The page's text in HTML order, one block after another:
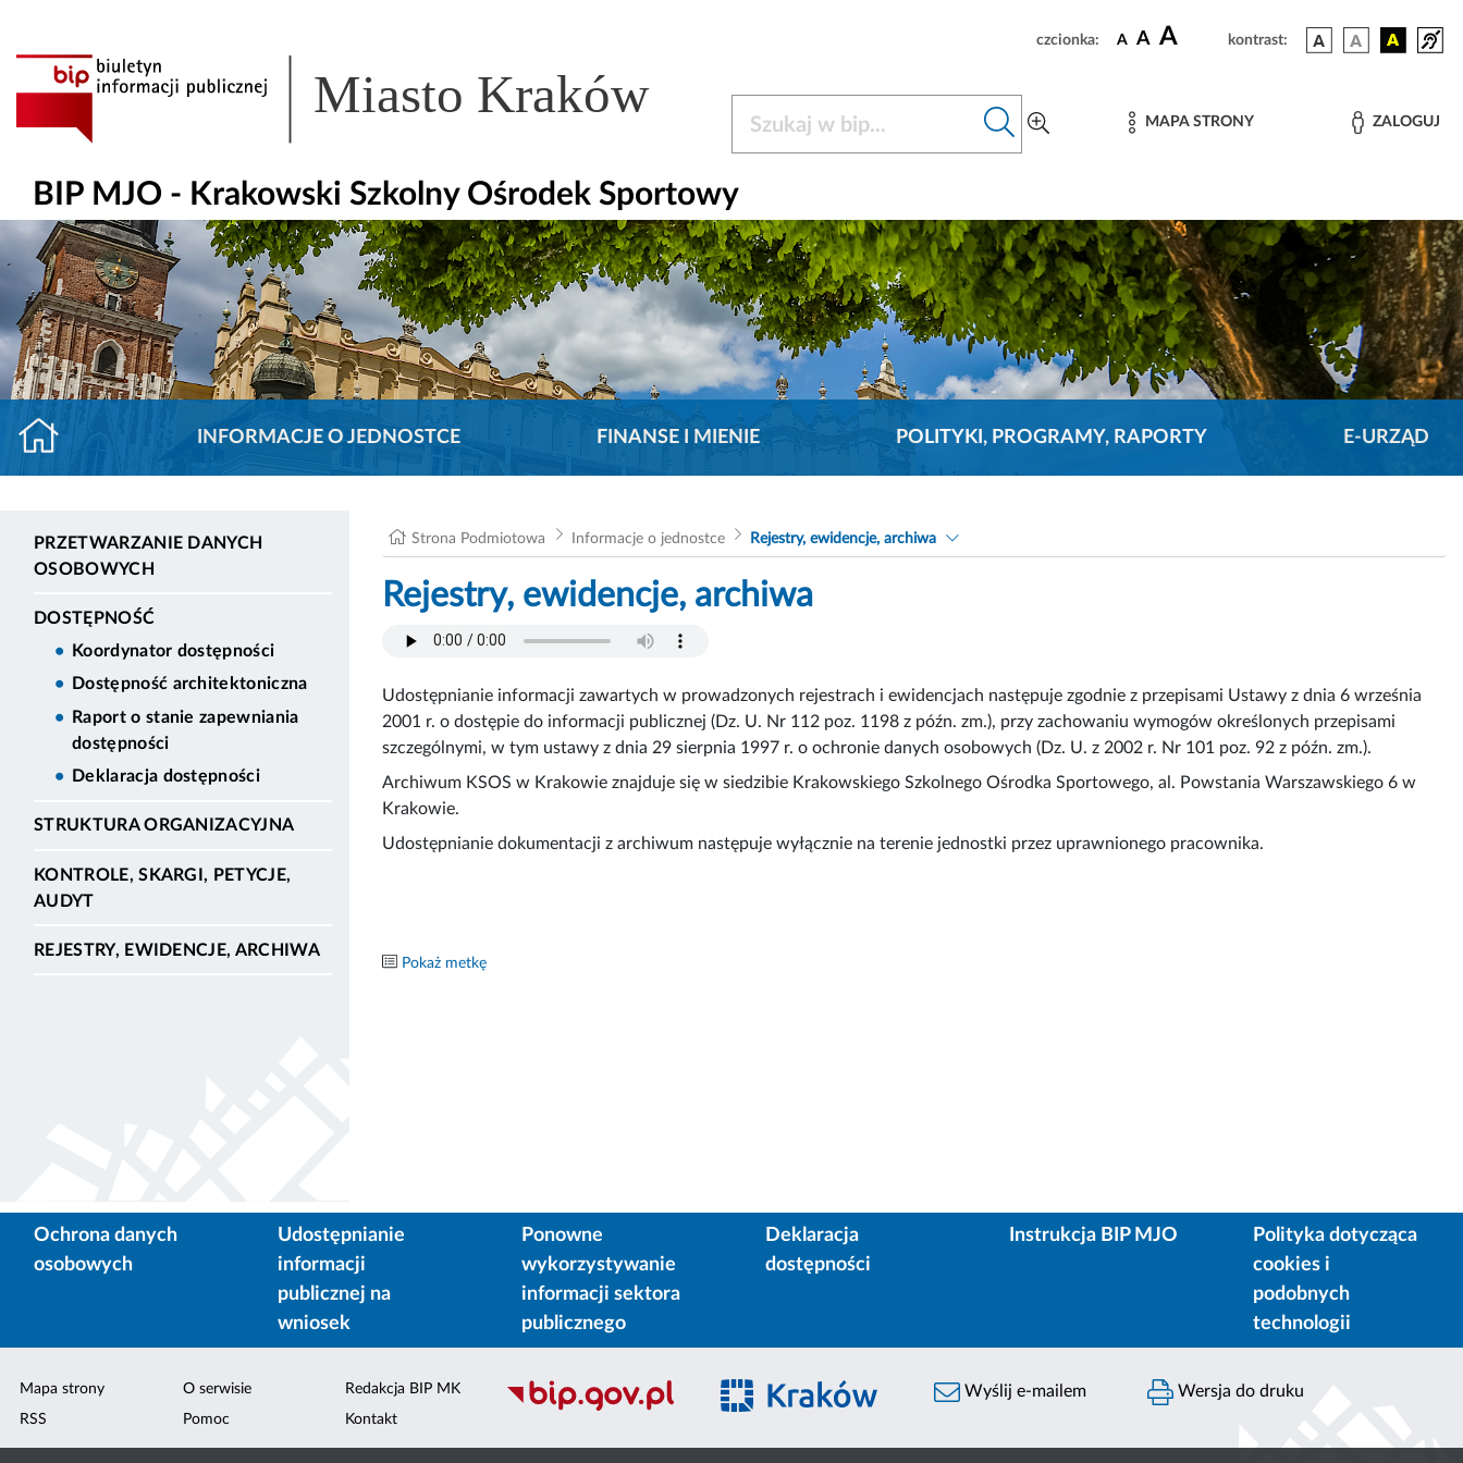
czcionka: A A A kontrast:
Miasto Kraków MAPA STRONY ZALOGUJ
BIP MJO - Krakowski Szkolny Ośrodek Sportowy
INFORMACJE O JEDNOSTCE FINANSE I MIENIE POLITYKI, PROGRAMY, RAPORTY E-URZĄD
PRZETWARZANIE DANYCH
OSOBOWYCH
DOSTĘPNOŚĆ
Koordynator dostępności
Dostępność architektoniczna
Raport o stanie zapewniania
dostępności
Deklaracja dostępności
STRUKTURA ORGANIZACYJNA
KONTROLE, SKARGI, PETYCJE,
AUDYT
REJESTRY, EWIDENCJE, ARCHIWA
Strona Podmiotowa Informacje o jednostce Rejestry, ewidencje, archiwa
Rejestry, ewidencje, archiwa
Udostępnianie informacji zawartych w prowadzonych rejestrach i ewidencjach następuje zgodnie z przepisami Ustawy z dnia 6 września
2001 r. o dostępie do informacji publicznej (Dz. U. Nr 112 poz. 1198 z późn. zm.), przy zachowaniu wymogów określonych przepisami
szczególnymi, w tym ustawy z dnia 29 sierpnia 1997 r. o ochronie danych osobowych (Dz. U. z 2002 r. Nr 101 poz. 92 z późn. zm.).
Archiwum KSOS w Krakowie znajduje się w siedzibie Krakowskiego Szkolnego Ośrodka Sportowego, al. Powstania Warszawskiego 6 w
Krakowie.
Udostępnianie dokumentacji z archiwum następuje wyłącznie na terenie jednostki przez uprawnionego pracownika.
Pokaż metkę
Ochrona danych
osobowych
Udostępnianie
informacji
publicznej na
wniosek
Ponowne
wykorzystywanie
informacji sektora
publicznego
Deklaracja
dostępności
Instrukcja BIP MJO
Polityka dotycząca
cookies i
podobnych
technologii
Mapa strony
RSS
O serwisie
Pomoc
Redakcja BIP MK
Kontakt
Wyślij e-mailem Wersja do druku